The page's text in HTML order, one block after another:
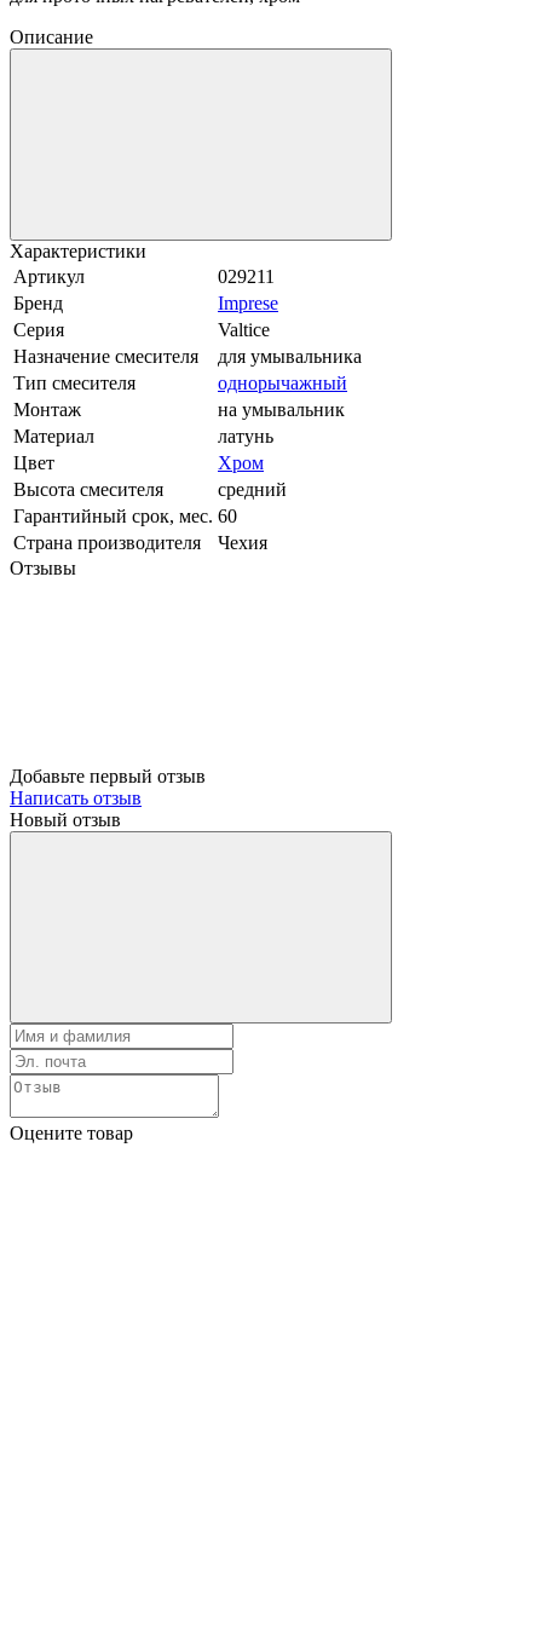
Описание
Характеристики
Артикул
029211
Бренд
Imprese
Серия
Valtice
Назначение смесителя
для умывальника
Тип смесителя
однорычажный
Монтаж
на умывальник
Материал
латунь
Цвет
Хром
Высота смесителя
средний
Гарантийный срок, мес. 60
Страна производителя
Чехия
Отзывы
Добавьте первый отзыв
Написать отзыв
Новый отзыв
Оцените товар